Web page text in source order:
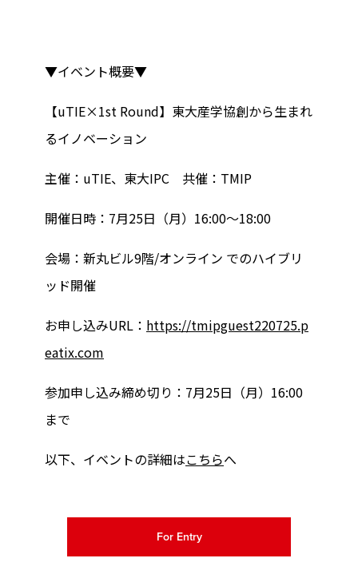
▼イベント概要▼
【uTIE×1st Round】東大産学協創から生まれ
るイノベーション
主催：uTIE、東大IPC 共催：TMIP
開催日時：7月25日（月）16:00～18:00
会場：新丸ビル9階/オンライン でのハイブリ
ッド開催
お申し込みURL： https://tmipguest220725.p
eatix.com
参加申し込み締め切り：7月25日（月）16:00
まで
以下、イベントの詳細はこちらへ
For Entry